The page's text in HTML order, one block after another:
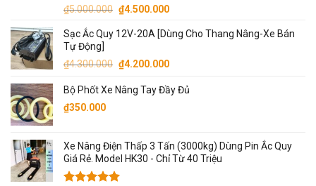
Được xếp
hạng
5 sao
₫5.000.000 Giá
là:
₫4.500.000Giá
tại
₫4.500.000.
Sạc Ắc Quy 12V-20A [Dùng Cho Thang Nâng-Xe Bán
Tự Động]
₫4.300.000 Giá
là:
₫4.200.000Giá
tại
Bộ Phốt Xe Nâng Tay Đầy Đủ
₫350.000
Xe Nâng Điện Thấp 3 Tấn (3000kg) Dùng Pin Ắc Quy
Giá Rẻ. Model HK30 - Chỉ Từ 40 Triệu